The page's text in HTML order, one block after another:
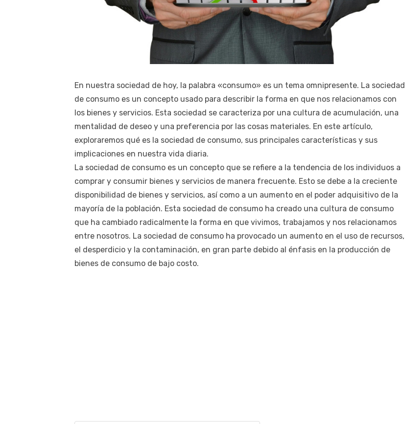
En nuestra sociedad de hoy, la palabra «consumo» es un tema omnipresente. La sociedad
de consumo es un concepto usado para describir la forma en que nos relacionamos con
los bienes y servicios. Esta sociedad se caracteriza por una cultura de acumulación, una
mentalidad de deseo y una preferencia por las cosas materiales. En este artículo,
exploraremos qué es la sociedad de consumo, sus principales características y sus
implicaciones en nuestra vida diaria.
La sociedad de consumo es un concepto que se refiere a la tendencia de los individuos a
comprar y consumir bienes y servicios de manera frecuente. Esto se debe a la creciente
disponibilidad de bienes y servicios, así como a un aumento en el poder adquisitivo de la
mayoría de la población. Esta sociedad de consumo ha creado una cultura de consumo
que ha cambiado radicalmente la forma en que vivimos, trabajamos y nos relacionamos
entre nosotros. La sociedad de consumo ha provocado un aumento en el uso de recursos,
el desperdicio y la contaminación, en gran parte debido al énfasis en la producción de
bienes de consumo de bajo costo.